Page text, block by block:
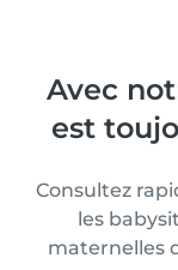
Avec
est
Consultez
les
maternelles